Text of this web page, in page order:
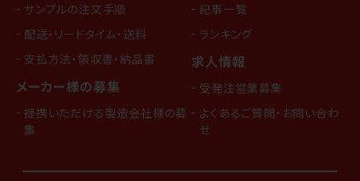
サンプルの注文手順
配送・リードタイム・送料
支払方法・領収書・納品書
メーカー様の募集
提携いただける製造会社様の募
集
記事一覧
ランキング
求人情報
受発注営業募集
よくあるご質問・お問い合わ
せ